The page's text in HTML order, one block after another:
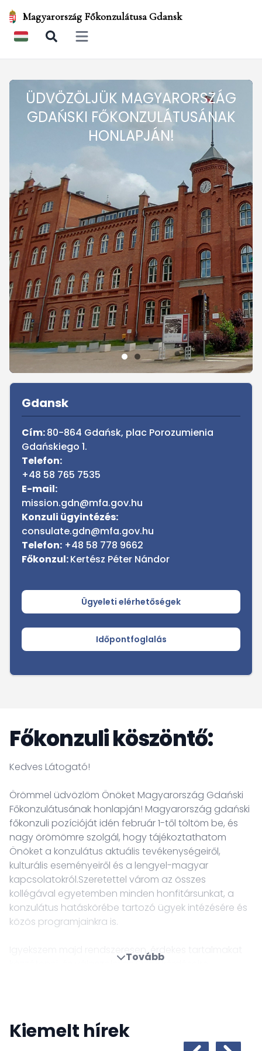
Magyarország Főkonzulátusa Gdansk
Open main menu
ÜDVÖZÖLJÜK MAGYARORSZÁG
GDAŃSKI FŐKONZULÁTUSÁNAK
HONLAPJÁN!
Sidebar
Gdansk
Cím:80-864 Gdańsk, plac Porozumienia
Gdańskiego 1.
Telefon:
+48 58 765 7535
E-mail:
mission.gdn@mfa.gov.hu
Konzuli ügyintézés:
consulate.gdn@mfa.gov.hu
Telefon: +48 58 778 9662
Főkonzul:Kertész Péter Nándor
Ügyeleti elérhetőségek
Időpontfoglalás
Főkonzuli köszöntő:
Kedves Látogató!
Örömmel üdvözlöm Önöket Magyarország Gdański
Főkonzulátusának honlapján! Magyarország gdański
főkonzuli pozícióját idén február 1-től töltöm be, és
nagy örömömre szolgál, hogy tájékoztathatom
Önöket a konzulátus aktuális tevékenységeiről,
kulturális eseményeiről és a lengyel-magyar
kapcsolatokról.Szeretettel várom az összes
kollégával egyetemben minden honfitársunkat, a
konzulátus hatáskörébe tartozó ügyek intézésére és
közös programjainkra is.
Igyekszem majd rendszeresen, érdekes tartalmakat
közzétenni, és válaszolni az Önök kérdéseire,
oldalunkat, ahol külképviseletünk tevékenységét
követhetik nyomon.
Tovább
Kiemelt hírek